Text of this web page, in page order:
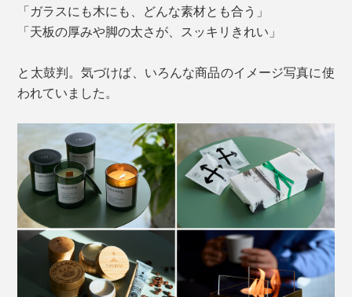
「ガラスにも木にも、どんな素材とも合う」
「天板の厚みや脚の太さが、スッキリきれい」
と太鼓判。気づけば、いろんな商品のイメージ写真に使
われていました。